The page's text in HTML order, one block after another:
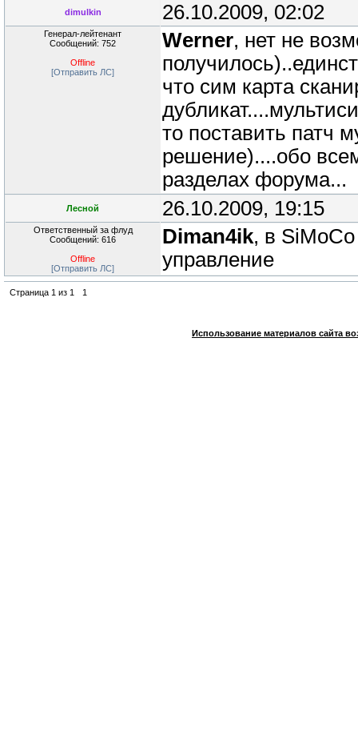
dimulkin 26.10.2009, 02:02
Генерал-лейтенант
Сообщений: 752
Offline
[Отправить ЛС]
Werner, нет не
что сим карта
то поставить патч
решение)....обо
разделах форума...
Лесной 26.10.2009, 19:15
Ответственный за флуд
Сообщений: 616
Offline
[Отправить ЛС]
Diman4ik, в
управление
Страница 1 из 1 1
Использование материалов сайта